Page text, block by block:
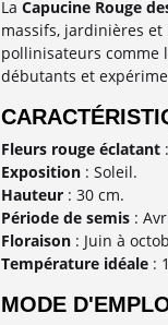
La Capucine Rouge
massifs, jardinières
pollinisateurs comme
débutants et
Fleurs rouge éclatant:
Exposition: Soleil.
Hauteur: 30 cm.
Période de semis:
Floraison: Juin à
Température idéale:
MODE